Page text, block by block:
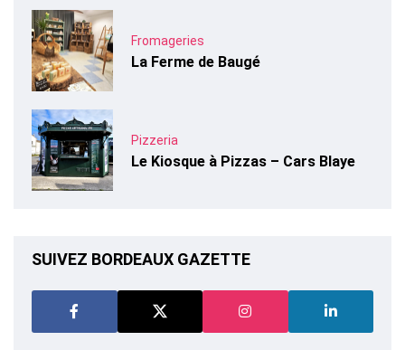
Fromageries
La Ferme de Baugé
Pizzeria
Le Kiosque à Pizzas – Cars Blaye
SUIVEZ BORDEAUX GAZETTE